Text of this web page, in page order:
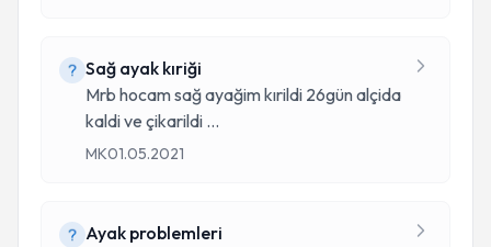
Sağ ayak kıriği
Mrb hocam sağ ayağim kırildi 26gün alçida
kaldi ve çikarildi ...
MK01.05.2021
Ayak problemleri